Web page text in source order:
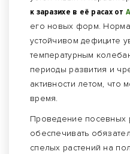
к заразихе в её расах от
его новых форм.
устойчивом дефиците
температурным
периоды развития и
активности летом, что
время.
Проведение посевных
обеспечивать
спелых растений на